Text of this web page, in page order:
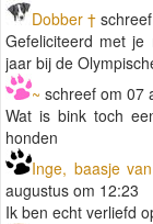
Dobber †
Gefeliciteerd met
jaar bij de
~ schreef om 07
Wat is bink toch
honden
Inge, baasje
augustus om 12:23
Ik ben echt verliefd